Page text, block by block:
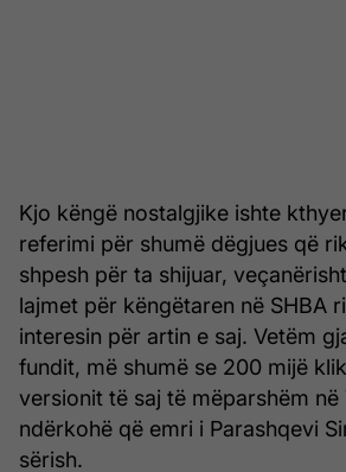
Kjo këngë nostalgjike ishte
referimi për shumë dëgjues që
shpesh për ta shijuar,
lajmet për këngëtaren në SHBA
interesin për artin e saj. Vetëm
fundit, më shumë se 200 mijë
versionit të saj të mëparshëm në
ndërkohë që emri i Parashqevi
sërish.